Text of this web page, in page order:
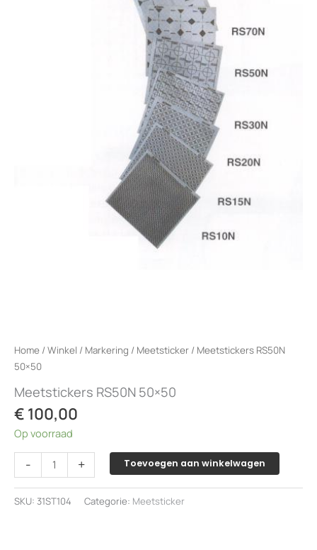
Home /Winkel / Markering / Meetsticker / Meetstickers RS50N
50×50
Meetstickers RS50N 50×50
€ 100,00
Op voorraad
-
Meetstickers
RS50N
50x50
aantal
+ Toevoegen aan winkelwagen
SKU: 31ST104 Categorie: Meetsticker